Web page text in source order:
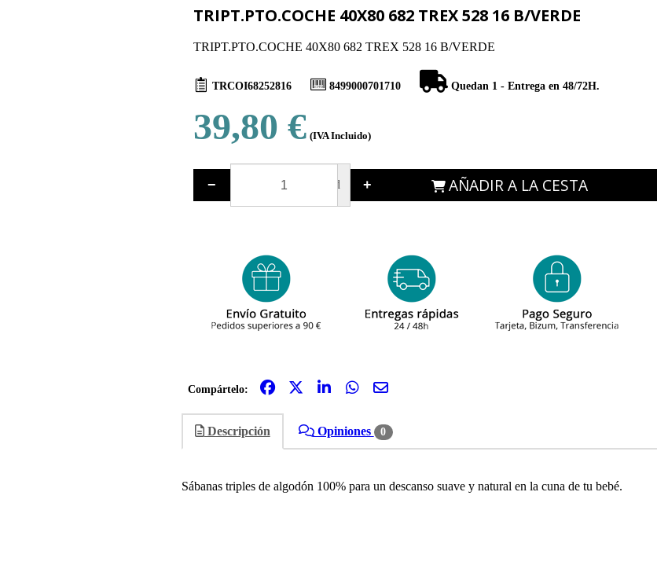
TRIPT.PTO.COCHE 40X80 682 TREX 528 16 B/VERDE
TRIPT.PTO.COCHE 40X80 682 TREX 528 16 B/VERDE
TRCOI68252816 8499000701710 Quedan 1 - Entrega en 48/72H.
39,80 € (IVA Incluido)
− ud + AÑADIR A LA CESTA
Compártelo:
Descripción Opiniones 0
Sábanas triples de algodón 100% para un descanso suave y natural en la cuna de tu bebé.